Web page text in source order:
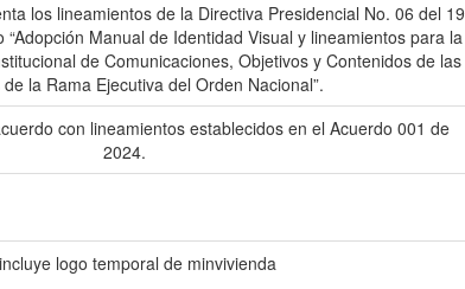
los lineamientos de la Directiva Presidencial No. 06 del 19
Manual de Identidad Visual y lineamientos para la
de Comunicaciones, Objetivos y Contenidos de las
la Rama Ejecutiva del Orden Nacional”.
con lineamientos establecidos en el Acuerdo 001 de
2024.
logo temporal de minvivienda